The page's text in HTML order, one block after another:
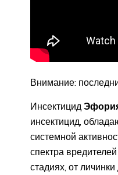
Внимание:
Инсектицид
инсектицид,
системной
спектра
стадиях, от